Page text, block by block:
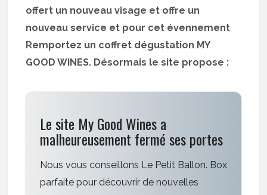
offert un nouveau visage et offre un
nouveau service et pour cet évennement
Remportez un coffret dégustation MY
GOOD WINES. Désormais le site propose :
Le site My Good Wines a
malheureusement fermé ses portes
Nous vous conseillons Le Petit Ballon. Box
parfaite pour découvrir de nouvelles